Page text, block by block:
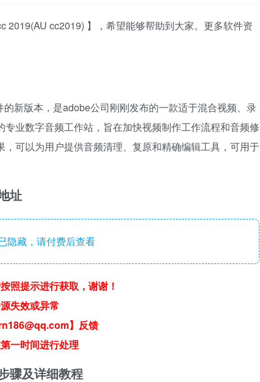
2019(AU cc2019) 】，希望能够帮助到大家。更多软件资
新版本，是adobe公司刚刚发布的一款适于混合视频、录
业数字音频工作站，旨在加快视频制作工作流程和音频修
可以为用户提供音频清理、复原和精确编辑工具，可用于
址
隐藏，请付费后查看
照提示进行获取，谢谢！
失效或异常
】反馈
一时间进行处理
骤及详细教程